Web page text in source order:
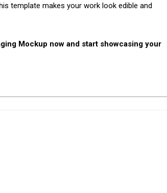
template makes your work look edible and
Mockup now and start showcasing your